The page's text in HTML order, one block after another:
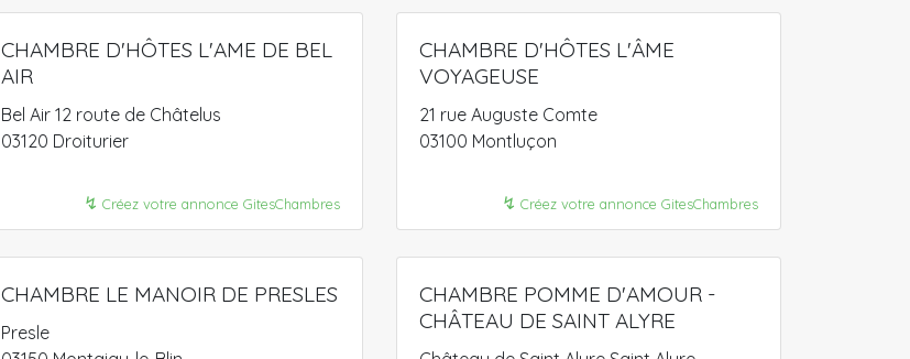
CHAMBRE D'HÔTES L'AME DE BEL
AIR
Bel Air 12 route de Châtelus
03120 Droiturier
↯ Créez votre annonce GitesChambres
CHAMBRE D'HÔTES L'ÂME
VOYAGEUSE
21 rue Auguste Comte
03100 Montluçon
↯ Créez votre annonce GitesChambres
CHAMBRE LE MANOIR DE PRESLES
Presle
CHAMBRE POMME D'AMOUR -
CHÂTEAU DE SAINT ALYRE